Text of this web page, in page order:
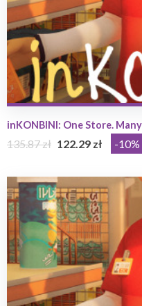
inKONBINI: One Store.
135.87 zł 122.29 zł -10%